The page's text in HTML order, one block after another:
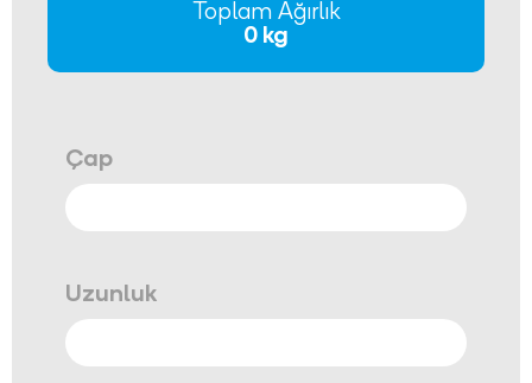
Çap
Uzunluk
Toplam Ağırlık
0 kg